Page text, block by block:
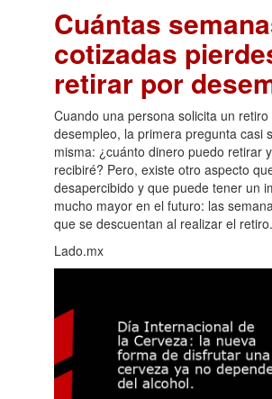
Cuántas
cotizadas
retirar por
Cuando una persona solicita un retiro
desempleo, la primera pregunta casi
misma: ¿cuánto dinero puedo retirar
recibiré? Pero, existe otro aspecto
desapercibido y que puede tener un
mucho mayor en el futuro: las
que se descuentan al realizar el retiro.
Lado.mx